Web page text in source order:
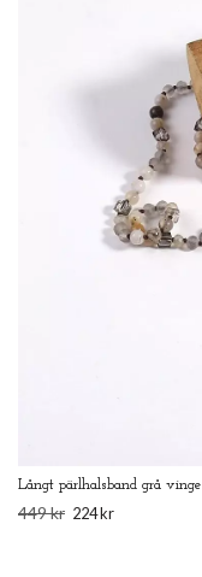
Långt pärlhalsband grå vinge
449 kr 224 kr